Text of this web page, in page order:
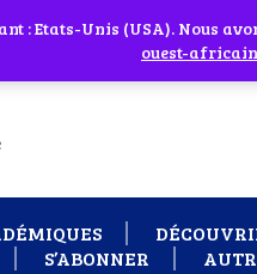
cliquant sur l'icône en
S’ABONNER
besoin d'assistance Contactez-
: Etats-Unis (USA).
ouest-